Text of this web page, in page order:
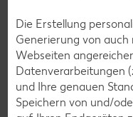
Apfelkuchen-
Schokokuchen-
Torten-Rezepte
Eis-Rezepte
Die Erstellung
Generierung von
Webseiten
Datenverarbeitungen
und Ihre genauen
Speichern von und/